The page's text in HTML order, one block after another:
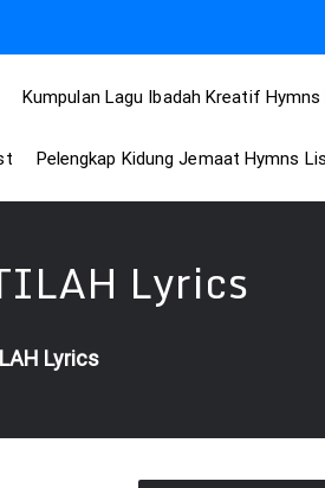
Kumpulan Lagu Ibadah Kreatif
Pelengkap Kidung Jemaat Hymns
Lyrics
Lyrics